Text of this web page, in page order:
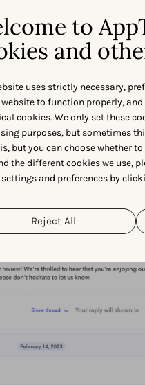
to
and
uses strictly necessary,
to function properly,
cookies. We only set these
purposes, but sometimes
but you can choose whether
the different cookies we use,
and preferences by
Reject All
par des filtres et des
secondes